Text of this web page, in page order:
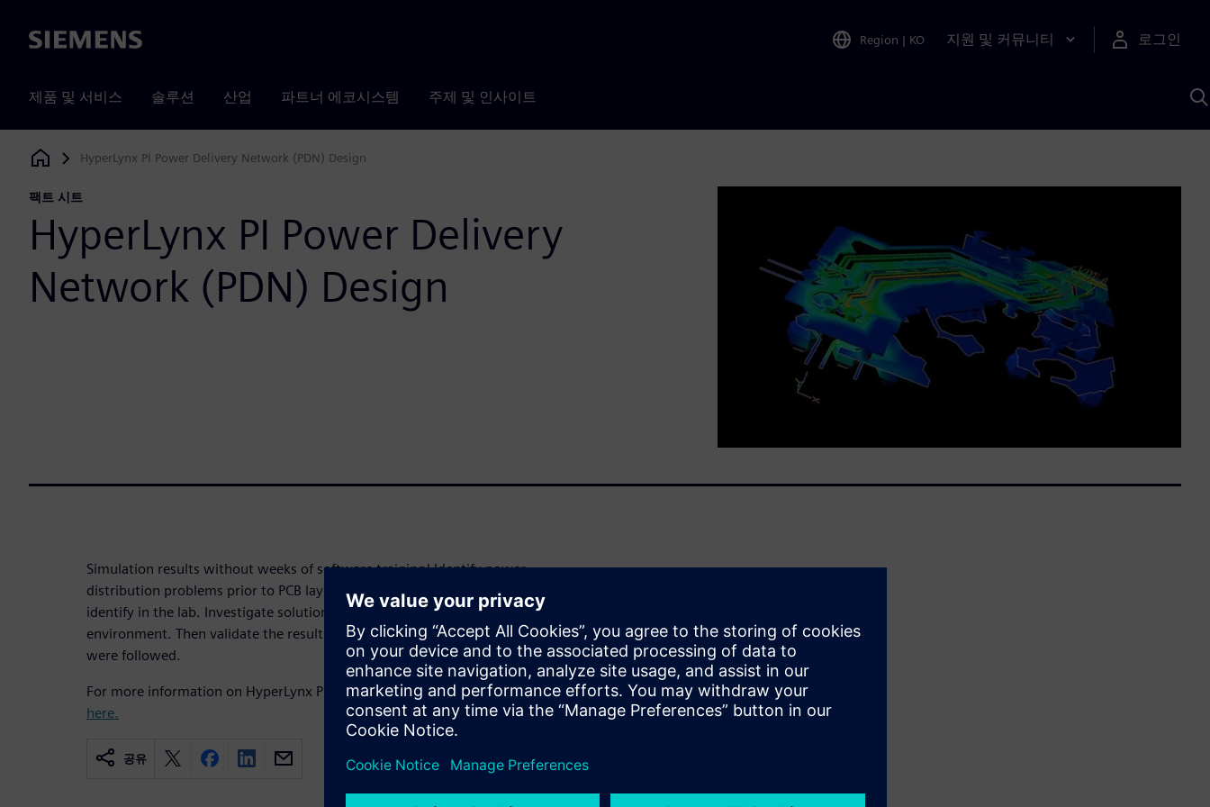
Siemens Region | KO 지원 및 커뮤니티 로그인
제품 및 서비스 솔루션 산업 파트너 에코시스템 주제 및 인사이트
Siemens Digital Industries Software
HyperLynx PI Power Delivery Network (PDN) Design
팩트 시트
HyperLynx PI Power Delivery
Network (PDN) Design
Simulation results without weeks of software training! Identify power
distribution problems prior to PCB layout. Find design problems that are hard to
identify in the lab. Investigate solutions in an easy-to-use “what-if”
environment. Then validate the results to ensure that appropriate guidelines
were followed.
For more information on HyperLynx PDN Optimization Analysis, please click
here.
공유